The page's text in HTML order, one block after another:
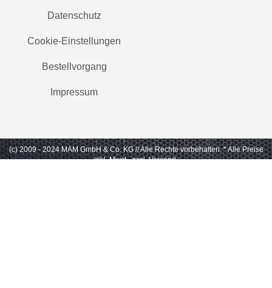
Datenschutz
Cookie-Einstellungen
Bestellvorgang
Impressum
(c) 2009 - 2024 MAM GmbH & Co. KG // Alle Rechte vorbehalten. * Alle Preise
inkl. Mwst., zzgl. Versand.